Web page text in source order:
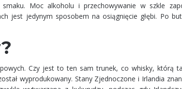
Moc alkoholu i przechowywanie w szkle
jest jedynym sposobem na osiągnięcie głębi. Po
Czy jest to ten sam trunek, co whisky, którą
wyprodukowany. Stany Zjednoczone i Irlandia